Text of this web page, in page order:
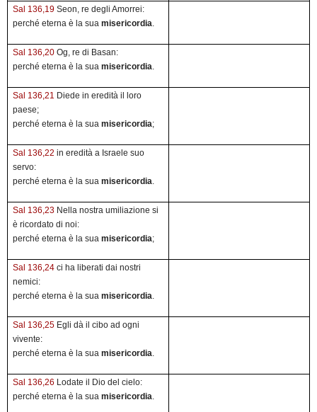
Sal 136,19 Seon, re degli Amorrei:
perché eterna è la sua misericordia.
Sal 136,20 Og, re di Basan:
perché eterna è la sua misericordia.
Sal 136,21 Diede in eredità il loro
paese;
perché eterna è la sua misericordia;
Sal 136,22 in eredità a Israele suo
servo:
perché eterna è la sua misericordia.
Sal 136,23 Nella nostra umiliazione si
è ricordato di noi:
perché eterna è la sua misericordia;
Sal 136,24 ci ha liberati dai nostri
nemici:
perché eterna è la sua misericordia.
Sal 136,25 Egli dà il cibo ad ogni
vivente:
perché eterna è la sua misericordia.
Sal 136,26 Lodate il Dio del cielo:
perché eterna è la sua misericordia.